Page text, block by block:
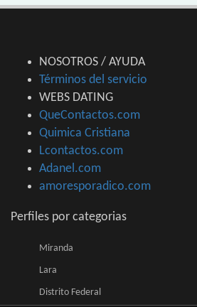
NOSOTROS / AYUDA
Términos del servicio
WEBS DATING
QueContactos.com
Quimica Cristiana
Lcontactos.com
Adanel.com
amoresporadico.com
Perfiles por categorias
Miranda
Lara
Distrito Federal